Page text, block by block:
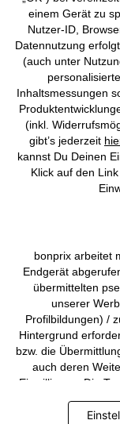
AGB
©2026
einem Gerät zu
Nutzer-ID,
Datennutzung
(auch unter
Inhaltsmessungen
(inkl.
gibt’s jederzeit
kannst Du Deinen
Klick auf den
bonprix arbeitet
Endgerät
übermittelten
unserer
Profilbildungen) /
Hintergrund
bzw. die
auch deren
Einwilligung. Die
Deine
auf den in dem